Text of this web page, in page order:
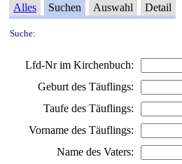
Alles Suchen Auswahl Detail
Suche:
Lfd-Nr im Kirchenbuch:
Geburt des Täuflings:
Taufe des Täuflings:
Vorname des Täuflings:
Name des Vaters: